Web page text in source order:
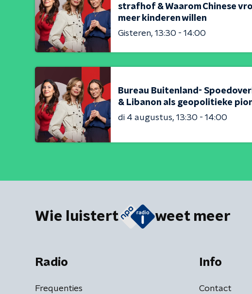
strafhof & Waarom Chinese
meer kinderen willen
Gisteren 13:30 - 14:00
Bureau Buitenland-
& Libanon als geopolitieke
di 4 augustus 13:30 - 14:00
Wie luistert weet meer
Radio
Frequenties
Info
Contact